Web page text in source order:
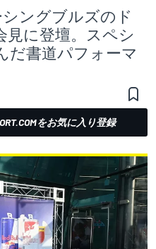
シングブルズのド
見に登壇。スペシ
だ書道パフォーマ
をお気に入り登録